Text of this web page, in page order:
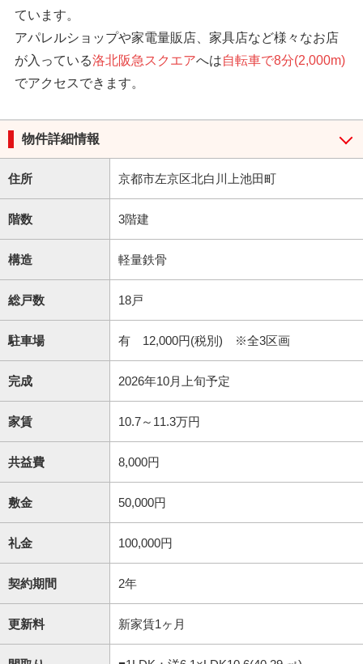
ています。
アパレルショップや家電量販店、家具店など様々なお店
が入っている洛北阪急スクエアへは自転車で8分(2,000m)
でアクセスできます。
物件詳細情報
住所 京都市左京区北白川上池田町
階数 3階建
構造 軽量鉄骨
総戸数 18戸
駐車場 有 12,000円(税別) ※全3区画
完成 2026年10月上旬予定
家賃 10.7～11.3万円
共益費 8,000円
敷金 50,000円
礼金 100,000円
契約期間 2年
更新料 新家賃1ヶ月